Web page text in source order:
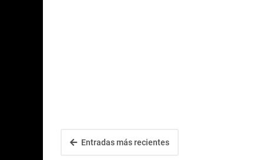
Entradas más recientes